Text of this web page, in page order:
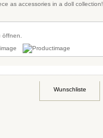
as accessories in a doll collection!
Wunschliste